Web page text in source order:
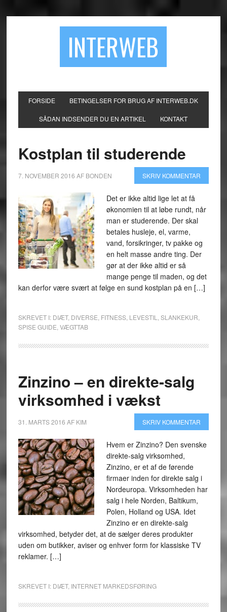
INTERWEB
FORSIDE BETINGELSER FOR BRUG AF INTERWEB.DK
SÅDAN INDSENDER DU EN ARTIKEL KONTAKT
Kostplan til studerende
7. NOVEMBER 2016 AF BONDEN SKRIV KOMMENTAR
Det er ikke altid lige let at få
økonomien til at løbe rundt, når
man er studerende. Der skal
betales husleje, el, varme,
vand, forsikringer, tv pakke og
en helt masse andre ting. Der
gør at der ikke altid er så
mange penge til maden, og det
kan derfor være svært at følge en sund kostplan på en […]
SKREVET I: DIÆT, DIVERSE FITNESS, LEVESTIL SLANKEKUR
SPISE GUIDE VÆGTTAB
Zinzino – en direkte-salg
virksomhed i vækst
31. MARTS 2016 AF KIM SKRIV KOMMENTAR
Hvem er Zinzino? Den svenske
direkte-salg virksomhed,
Zinzino, er et af de førende
firmaer inden for direkte salg i
Nordeuropa. Virksomheden har
salg i hele Norden, Baltikum,
Polen, Holland og USA. Idet
Zinzino er en direkte-salg
virksomhed, betyder det, at de sælger deres produkter
uden om butikker, aviser og enhver form for klassiske TV
reklamer. […]
SKREVET I: DIÆT, INTERNET MARKEDSFØRING